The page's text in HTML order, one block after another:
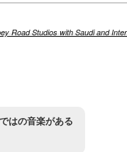
Road Studios with Saudi and
はの音楽がある